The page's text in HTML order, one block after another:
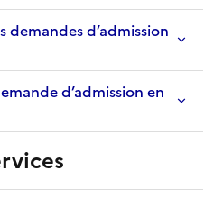
demandes d’admission
d’admission en